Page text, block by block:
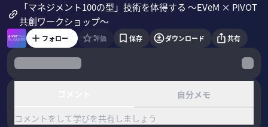
「マネジメント100の型」技術を体得する 〜EVeM × PIVOT
共創ワークショップ〜
フォロー 評価 保存 ダウンロード 共有
自分メモ
コメントをして学びを共有しましょう